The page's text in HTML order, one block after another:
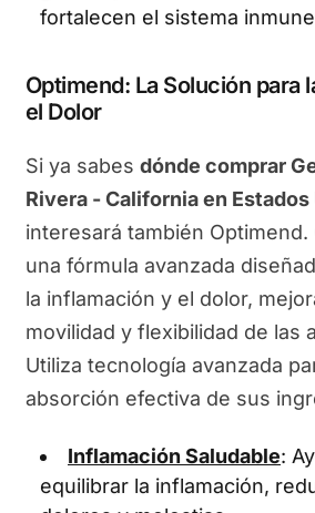
fortalecen el sistema
Optimend: La Solución para
el Dolor
Si ya sabes dónde comprar
Rivera - California en Estados
interesará también Optimend.
una fórmula avanzada
la inflamación y el dolor,
movilidad y flexibilidad de las
Utiliza tecnología avanzada
absorción efectiva de sus
Inflamación Saludable:
equilibrar la inflamación,